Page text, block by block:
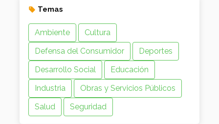
Temas
Ambiente
Cultura
Defensa del Consumidor
Deportes
Desarrollo Social
Educación
Industria
Obras y Servicios Públicos
Salud
Seguridad